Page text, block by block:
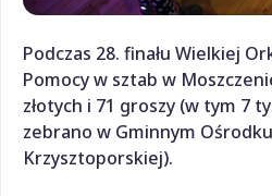
Podczas 28. finału Wielkiej
Pomocy w sztab w
złotych i 71 groszy (w tym 7
zebrano w Gminnym
Krzysztoporskiej).